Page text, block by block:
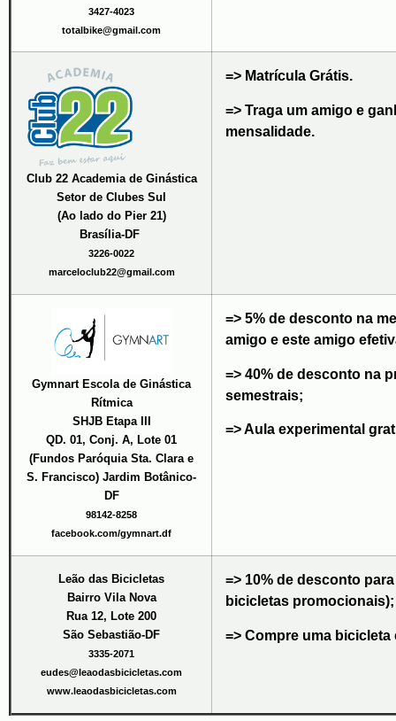
3427-4023
totalbike@gmail.com
Club 22 Academia de Ginástica
Setor de Clubes Sul
(Ao lado do Pier 21)
Brasília-DF
3226-0022
marceloclub22@gmail.com
=> Matrícula Grátis.
=> Traga um amigo e
mensalidade.
Gymnart Escola de Ginástica
Rítmica
SHJB Etapa III
QD. 01, Conj. A, Lote 01
(Fundos Paróquia Sta. Clara e
S. Francisco) Jardim Botânico-
DF
98142-8258
facebook.com/gymnart.df
=> 5% de desconto na
amigo e este amigo
=> 40% de desconto na
semestrais;
=> Aula experimental
Leão das Bicicletas
Bairro Vila Nova
Rua 12, Lote 200
São Sebastião-DF
3335-2071
eudes@leaodasbicicletas.com
www.leaodasbicicletas.com
=> 10% de desconto
bicicletas promocionais);
=> Compre uma